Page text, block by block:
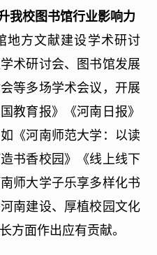
我校图书馆行业影响力
地方文献建设学术研讨
术研讨会、图书馆发展
等多场学术会议，开展
教育报》《河南日报》
《河南师范大学：以读
书香校园》《线上线下
师大学子乐享多样化书
南建设、厚植校园文化
方面作出应有贡献。